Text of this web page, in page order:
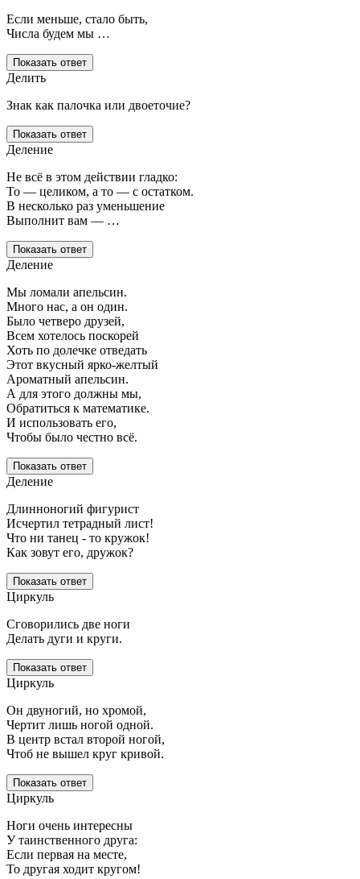
Если меньше, стало быть,
Числа будем мы …
Показать ответ
Делить
Знак как палочка или двоеточие?
Показать ответ
Деление
Не всё в этом действии гладко:
То — целиком, а то — с остатком.
В несколько раз уменьшение
Выполнит вам — …
Показать ответ
Деление
Мы ломали апельсин.
Много нас, а он один.
Было четверо друзей,
Всем хотелось поскорей
Хоть по долечке отведать
Этот вкусный ярко-желтый
Ароматный апельсин.
А для этого должны мы,
Обратиться к математике.
И использовать его,
Чтобы было честно всё.
Показать ответ
Деление
Длинноногий фигурист
Исчертил тетрадный лист!
Что ни танец - то кружок!
Как зовут его, дружок?
Показать ответ
Циркуль
Сговорились две ноги
Делать дуги и круги.
Показать ответ
Циркуль
Он двуногий, но хромой,
Чертит лишь ногой одной.
В центр встал второй ногой,
Чтоб не вышел круг кривой.
Показать ответ
Циркуль
Ноги очень интересны
У таинственного друга:
Если первая на месте,
То другая ходит кругом!